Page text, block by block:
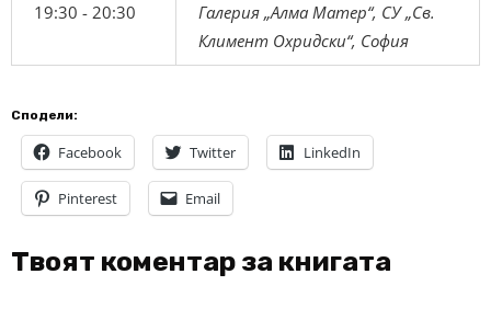
19:30 - 20:30
Галерия „Алма Матер“, СУ „Св.
Климент Охридски“, София
Сподели:
Facebook Twitter LinkedIn
Pinterest Email
Твоят коментар за книгата